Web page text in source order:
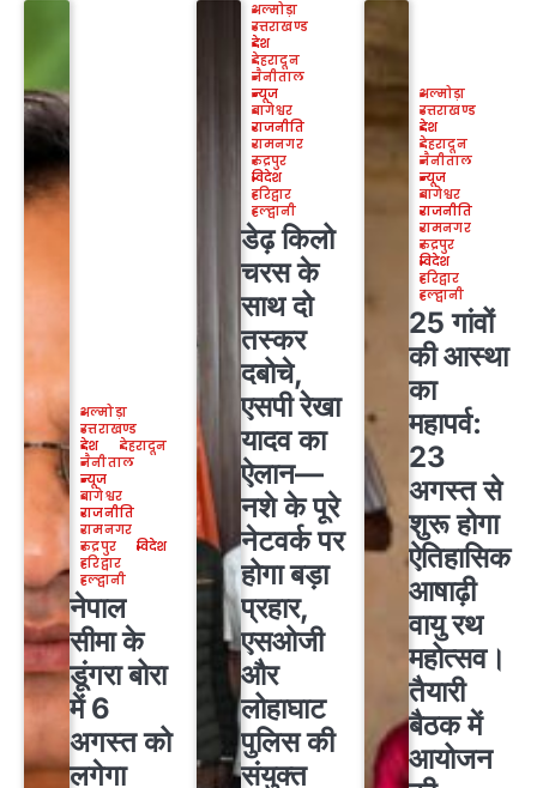
अल्मोड़ा
उत्तराखण्ड
देश
देहरादून
नैनीताल
न्यूज
बागेश्वर
राजनीति
रामनगर
रुद्रपुर
विदेश
हरिद्वार
हल्द्वानी
नेपाल
सीमा के
डूंगरा बोरा
में 6
अगस्त को
लगेगा
अल्मोड़ा
उत्तराखण्ड
देश
देहरादून
नैनीताल
न्यूज
बागेश्वर
राजनीति
रामनगर
रुद्रपुर
विदेश
हरिद्वार
हल्द्वानी
डेढ़ किलो
चरस के
साथ दो
तस्कर
दबोचे,
एसपी रेखा
यादव का
ऐलान—
नशे के पूरे
नेटवर्क पर
होगा बड़ा
प्रहार,
एसओजी
और
लोहाघाट
पुलिस की
संयुक्त
अल्मोड़ा
उत्तराखण्ड
देश
देहरादून
नैनीताल
न्यूज
बागेश्वर
राजनीति
रामनगर
रुद्रपुर
विदेश
हरिद्वार
हल्द्वानी
25 गांवों
की आस्था
का
महापर्व:
23
अगस्त से
शुरू होगा
ऐतिहासिक
आषाढ़ी
वायु रथ
महोत्सव।
तैयारी
बैठक में
आयोजन